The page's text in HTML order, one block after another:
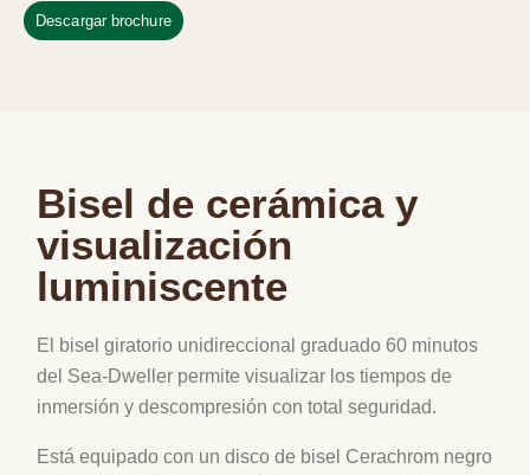
Descargar brochure
Bisel de cerámica y
visualización
luminiscente
El bisel giratorio unidireccional graduado 60 minutos
del Sea-Dweller permite visualizar los tiempos de
inmersión y descompresión con total seguridad.
Está equipado con un disco de bisel Cerachrom negro